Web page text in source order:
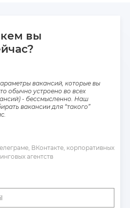
кем вы
вакансий, которые вы
обычно устроено во всех
- бессмысленно. Наш
вакансии для “такого”
ВКонтакте, корпоративных
агентств